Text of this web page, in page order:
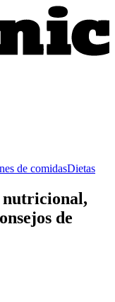
de comidasDietas
nutricional,
de